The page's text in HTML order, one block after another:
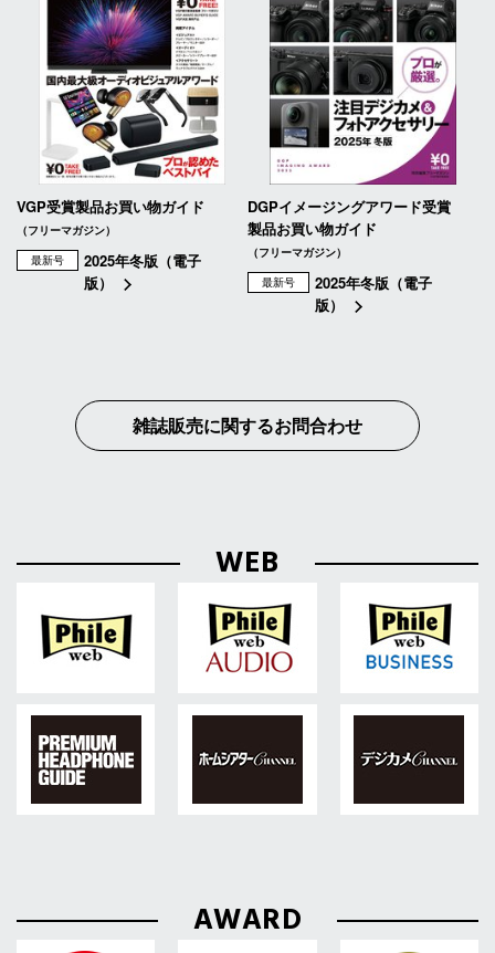
VGP受賞製品お買い物ガイド
（フリーマガジン）
最新号
2025年冬版（電子
版）
DGPイメージングアワード受賞
製品お買い物ガイド
（フリーマガジン）
最新号
2025年冬版（電子
版）
雑誌販売に関するお問合わせ
WEB
AWARD